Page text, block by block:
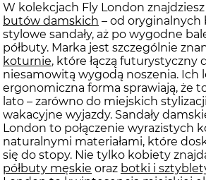
W kolekcjach Fly London
butów damskich – od oryginalnych
stylowe sandały, aż po wygodne
półbuty. Marka jest szczególnie
koturnie, które łączą futurystyczny
niesamowitą wygodą noszenia. Ich
ergonomiczna forma sprawiają, że
lato – zarówno do miejskich
wakacyjne wyjazdy. Sandały
London to połączenie wyrazistych
naturalnymi materiałami, które
się do stopy. Nie tylko kobiety
półbuty męskie oraz botki i